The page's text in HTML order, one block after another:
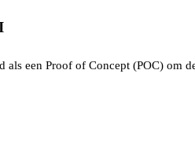
een Proof of Concept (POC) om